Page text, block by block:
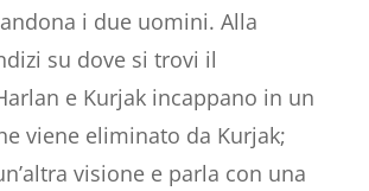
i due uomini. Alla
su dove si trovi il
e Kurjak incappano in un
viene eliminato da Kurjak;
visione e parla con una